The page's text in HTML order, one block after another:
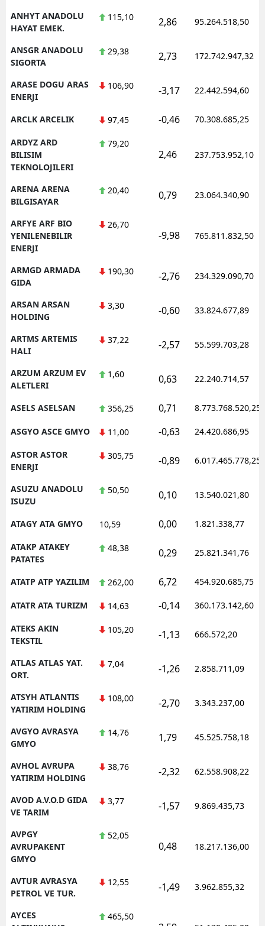
ANHYT ANADOLU
HAYAT EMEK.
115,10 2,86 95.264.518,50
ANSGR ANADOLU
SIGORTA
29,38 2,73 172.742.947,32
ARASE DOGU ARAS
ENERJI
106,90 -3,17 22.442.594,60
ARCLK ARCELIK 97,45 -0,46 70.308.685,25
ARDYZ ARD
BILISIM
TEKNOLOJILERI
79,20
2,46 237.753.952,10
ARENA ARENA
BILGISAYAR
20,40 0,79 23.064.340,90
ARFYE ARF BIO
YENILENEBILIR
ENERJI
26,70
-9,98 765.811.832,50
ARMGD ARMADA
GIDA
190,30 -2,76 234.329.090,70
ARSAN ARSAN
HOLDING
3,30 -0,60 33.824.677,89
ARTMS ARTEMIS
HALI
37,22 -2,57 55.599.703,28
ARZUM ARZUM EV
ALETLERI
1,60 0,63 22.240.714,57
ASELS ASELSAN 356,25 0,71 8.773.768.520,25
ASGYO ASCE GMYO 11,00 -0,63 24.420.686,95
ASTOR ASTOR
ENERJI
305,75 -0,89 6.017.465.778,25
ASUZU ANADOLU
ISUZU
50,50 0,10 13.540.021,80
ATAGY ATA GMYO 10,59 0,00 1.821.338,77
ATAKP ATAKEY
PATATES
48,38 0,29 25.821.341,76
ATATP ATP YAZILIM 262,00 6,72 454.920.685,75
ATATR ATA TURIZM 14,63 -0,14 360.173.142,60
ATEKS AKIN
TEKSTIL
105,20 -1,13 666.572,20
ATLAS ATLAS YAT.
ORT.
7,04 -1,26 2.858.711,09
ATSYH ATLANTIS
YATIRIM HOLDING
108,00 -2,70 3.343.237,00
AVGYO AVRASYA
GMYO
14,76 1,79 45.525.758,18
AVHOL AVRUPA
YATIRIM HOLDING
38,76 -2,32 62.558.908,22
AVOD A.V.O.D GIDA
VE TARIM
3,77 -1,57 9.869.435,73
AVPGY
AVRUPAKENT
GMYO
52,05
0,48 18.217.136,00
AVTUR AVRASYA
PETROL VE TUR.
12,55 -1,49 3.962.855,32
AYCES
465,50